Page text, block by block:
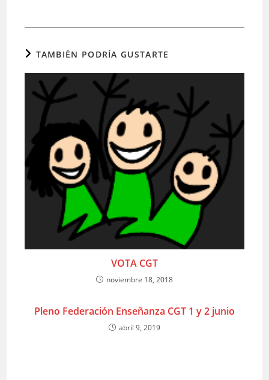
TAMBIÉN PODRÍA GUSTARTE
VOTA CGT
noviembre 18, 2018
Pleno Federación Enseñanza CGT 1 y 2 junio
abril 9, 2019